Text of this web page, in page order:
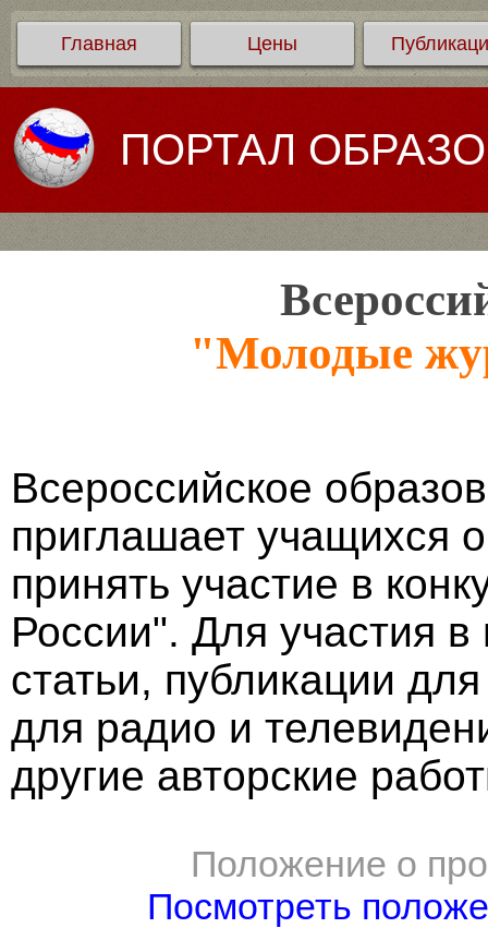
Главная Цены
ПОРТАЛ
"Молодые
Всероссийское
приглашает учащихся
принять участие в
России". Для участия
статьи, публикации
для радио и
другие авторские
Положение о
Посмотреть